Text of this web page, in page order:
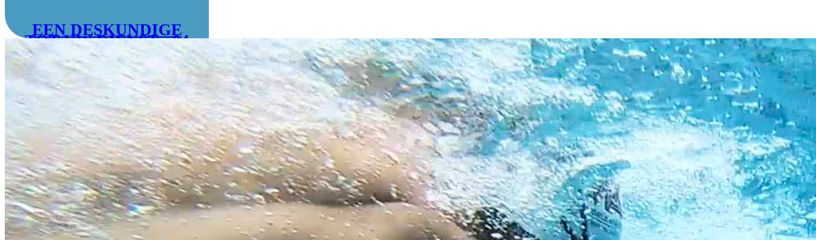
EEN DESKUNDIGE
TOT UW DIENST : 04
78 55 83 28